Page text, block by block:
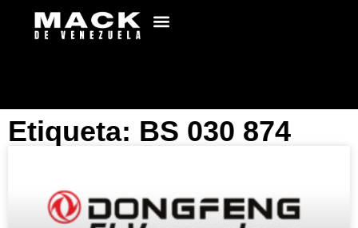
Etiqueta: BS 030 874